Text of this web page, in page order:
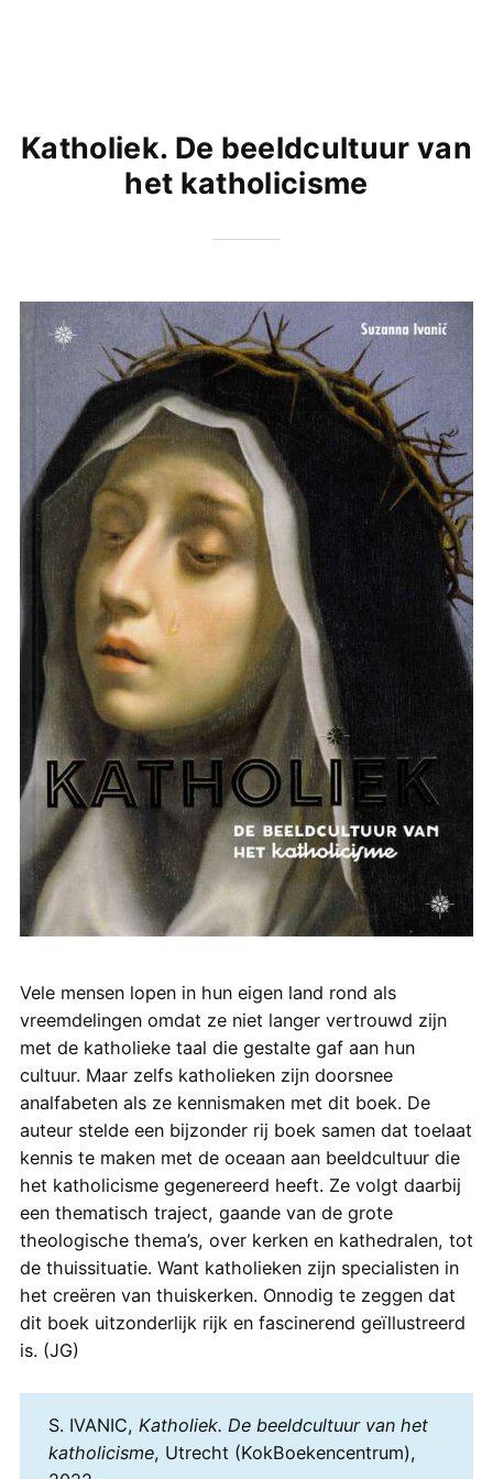
Katholiek. De beeldcultuur van
het katholicisme
Vele mensen lopen in hun eigen land rond als
vreemdelingen omdat ze niet langer vertrouwd zijn
met de katholieke taal die gestalte gaf aan hun
cultuur. Maar zelfs katholieken zijn doorsnee
analfabeten als ze kennismaken met dit boek. De
auteur stelde een bijzonder rij boek samen dat toelaat
kennis te maken met de oceaan aan beeldcultuur die
het katholicisme gegenereerd heeft. Ze volgt daarbij
een thematisch traject, gaande van de grote
theologische thema’s, over kerken en kathedralen, tot
de thuissituatie. Want katholieken zijn specialisten in
het creëren van thuiskerken. Onnodig te zeggen dat
dit boek uitzonderlijk rijk en fascinerend geïllustreerd
is. (JG)
S. IVANIC, Katholiek. De beeldcultuur van het
katholicisme, Utrecht (KokBoekencentrum),